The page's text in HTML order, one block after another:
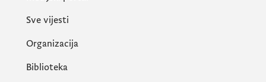
Sve vijesti
Organizacija
Biblioteka